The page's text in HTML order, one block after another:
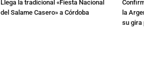
Llega la tradicional «Fiesta Nacional
del Salame Casero» a Córdoba
la
su gira